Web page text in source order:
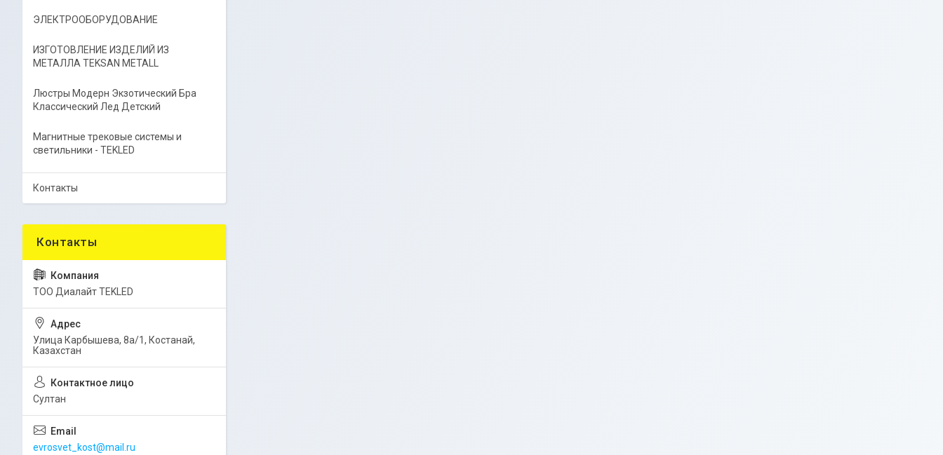
ЭЛЕКТРООБОРУДОВАНИЕ
ИЗГОТОВЛЕНИЕ ИЗДЕЛИЙ ИЗ
МЕТАЛЛА TEKSAN METALL
Люстры Модерн Экзотический Бра
Классический Лед Детский
Магнитные трековые системы и
светильники - TEKLED
Контакты
ТОО Диалайт TEKLED
Улица Карбышева, 8а/1, Костанай,
Казахстан
Султан
evrosvet_kost@mail.ru